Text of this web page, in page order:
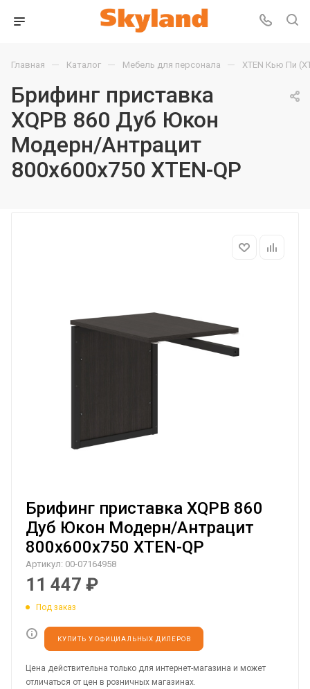
Главная — Каталог — Мебель для персонала — XTEN Кью Пи
Брифинг приставка
XQPB 860 Дуб Юкон
Модерн/Антрацит
800х600х750 XTEN-QP
Брифинг приставка XQPB 860
Дуб Юкон Модерн/Антрацит
800х600х750 XTEN-QP
Артикул: 00-07164958
11 447 ₽
Под заказ
КУПИТЬ У ОФИЦИАЛЬНЫХ ДИЛЕРОВ
Цена действительна только для интернет-магазина и может
отличаться от цен в розничных магазинах.